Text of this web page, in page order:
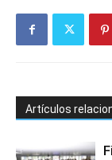
Artículos